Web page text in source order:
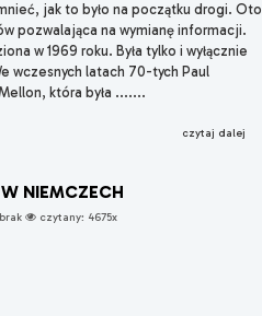
jak to było na początku drogi. Oto
pozwalająca na wymianę informacji.
w 1969 roku. Była tylko i wyłącznie
wczesnych latach 70-tych Paul
która była .......
czytaj dalej
NIEMCZECH
czytany: 4675x